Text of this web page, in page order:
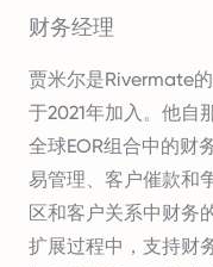
财务经理
贾米尔是Rivermate
于2021年加入。他自
全球EOR组合中的财
易管理、客户催款和
区和客户关系中财务
扩展过程中，支持财